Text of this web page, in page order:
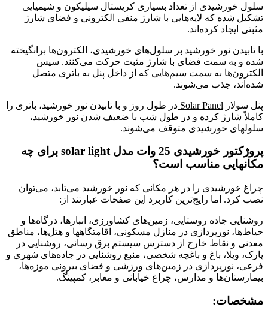
سلول خورشیدی از تعداد بسیاری کریستال سیلیکون و شیمیایی
تشکیل شده که لایه‌هایی با شارژ منفی الکترونی و فضای شارژ
مثبتی ایجاد کرده‌اند.
با تابیدن نور خورشید بر سلول‌های خورشیدی، الکترون‌ها برانگیخته
شده و به سمت فضای با شارژ مثبت حرکت می‌کنند. سپس
الکترون‌ها به سمت سیم‌هایی که از داخل پنل به باتری متصل
شده‌اند، جذب می‌شوند.
پنل سولار Solar Panel در طول روز و با تابیدن نور خورشید، باتری را
کاملاً شارژ کرده و در طول شب با ضعیف شدن نور خورشید،
سلولهای خورشیدی متوقف می‌شوند.
پروژکتور خورشیدی 25 وات مدل solar light برای چه
مکانهایی مناسب است؟
چراغ خورشیدی را در هر مکانی که نور خورشید می‌تابد، می‌توان
نصب کرد. اما رایج‌ترین کاربرد این صفحات عبارتند از:
روشنایی جاده روستایی، زمین‌های کشاورزی، انبارها، درگاه‌ها و
حیاط‌ها، نورپردازی در منازل مسکونی، اقامتگاه‎ها و هتل‌ها، مناطق
معدنی و نقاط خارج از دسترس سیستم برق رسانی، روشنایی در
پارک، ویلا، باغ و باغچه شخصی، منبع روشنایی در جاده‌های شهری و
فرعی، نورپردازی در زمین‌های ورزشی و فضای بیرونی موزه‌ها،
بیمارستان‌ها و مدارس، چراغ خیابانی و معابر، کمپینگ.
مشخصات: